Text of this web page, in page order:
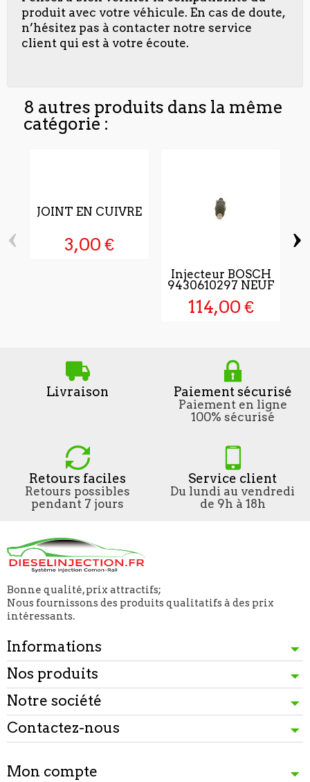
produit avec votre véhicule. En cas de doute,
n’hésitez pas à contacter notre service
client qui est à votre écoute.
8 autres produits dans la même
catégorie :
JOINT EN CUIVRE
3,00 €
Injecteur BOSCH
9430610297 NEUF
114,00 €
‹ ›
Livraison Paiement sécurisé
Paiement en ligne
100% sécurisé
Retours faciles
Retours possibles
pendant 7 jours
Service client
Du lundi au vendredi
de 9h à 18h
Bonne qualité, prix attractifs;
Nous fournissons des produits qualitatifs à des prix
intéressants.
Informations
Nos produits
Notre société
Contactez-nous
Mon compte